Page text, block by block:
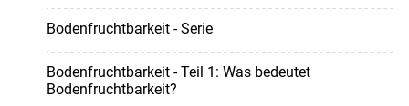
Bodenfruchtbarkeit - Serie
Bodenfruchtbarkeit - Teil 1: Was bedeutet
Bodenfruchtbarkeit?